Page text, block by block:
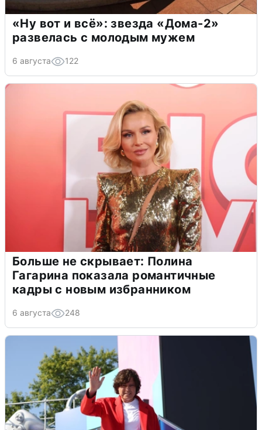
«Ну вот и всё»: звезда «Дома-2»
развелась с молодым мужем
6 августа 122
Больше не скрывает: Полина
Гагарина показала романтичные
кадры с новым избранником
6 августа 248